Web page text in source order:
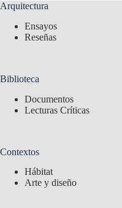
Arquitectura
Ensayos
Reseñas
Biblioteca
Documentos
Lecturas Críticas
Contextos
Hábitat
Arte y diseño